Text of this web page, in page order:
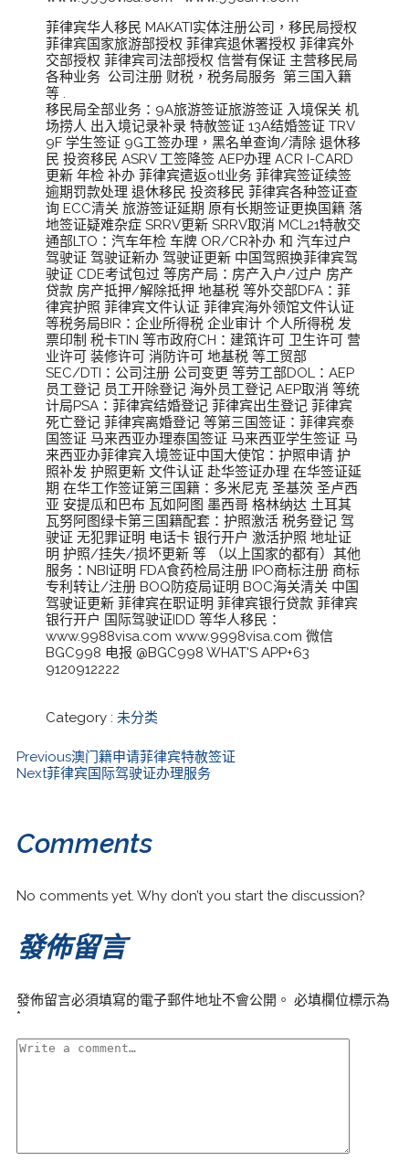
菲律宾华人移民 MAKATI实体注册公司，移民局授权
菲律宾国家旅游部授权 菲律宾退休署授权 菲律宾外
交部授权 菲律宾司法部授权 信誉有保证 主营移民局
各种业务 公司注册 财税，税务局服务 第三国入籍
等 .
移民局全部业务：9A旅游签证旅游签证 入境保关 机
场捞人 出入境记录补录 特赦签证 13A结婚签证 TRV
9F 学生签证 9G工签办理，黑名单查询/清除 退休移
民 投资移民 ASRV 工签降签 AEP办理 ACR I-CARD
更新 年检 补办 菲律宾遣返otl业务 菲律宾签证续签
逾期罚款处理 退休移民 投资移民 菲律宾各种签证查
询 ECC清关 旅游签证延期 原有长期签证更换国籍 落
地签证疑难杂症 SRRV更新 SRRV取消 MCL21特赦交
通部LTO：汽车年检 车牌 OR/CR补办 和 汽车过户
驾驶证 驾驶证新办 驾驶证更新 中国驾照换菲律宾驾
驶证 CDE考试包过 等房产局：房产入户/过户 房产
贷款 房产抵押/解除抵押 地基税 等外交部DFA：菲
律宾护照 菲律宾文件认证 菲律宾海外领馆文件认证
等税务局BIR：企业所得税 企业审计 个人所得税 发
票印制 税卡TIN 等市政府CH：建筑许可 卫生许可 营
业许可 装修许可 消防许可 地基税 等工贸部
SEC/DTI：公司注册 公司变更 等劳工部DOL：AEP
员工登记 员工开除登记 海外员工登记 AEP取消 等统
计局PSA：菲律宾结婚登记 菲律宾出生登记 菲律宾
死亡登记 菲律宾离婚登记 等第三国签证：菲律宾泰
国签证 马来西亚办理泰国签证 马来西亚学生签证 马
来西亚办菲律宾入境签证中国大使馆：护照申请 护
照补发 护照更新 文件认证 赴华签证办理 在华签证延
期 在华工作签证第三国籍：多米尼克 圣基茨 圣卢西
亚 安提瓜和巴布 瓦如阿图 墨西哥 格林纳达 土耳其
瓦努阿图绿卡第三国籍配套：护照激活 税务登记 驾
驶证 无犯罪证明 电话卡 银行开户 激活护照 地址证
明 护照/挂失/损坏更新 等 （以上国家的都有）其他
服务：NBI证明 FDA食药检局注册 IPO商标注册 商标
专利转让/注册 BOQ防疫局证明 BOC海关清关 中国
驾驶证更新 菲律宾在职证明 菲律宾银行贷款 菲律宾
银行开户 国际驾驶证IDD 等华人移民：
www.9988visa.com www.9998visa.com 微信
BGC998 电报 @BGC998 WHAT'S APP+63
9120912222
Category : 未分类
Previous澳门籍申请菲律宾特赦签证
Next菲律宾国际驾驶证办理服务
Comments
No comments yet. Why don’t you start the discussion?
發佈留言
發佈留言必須填寫的電子郵件地址不會公開。 必填欄位標示為
*